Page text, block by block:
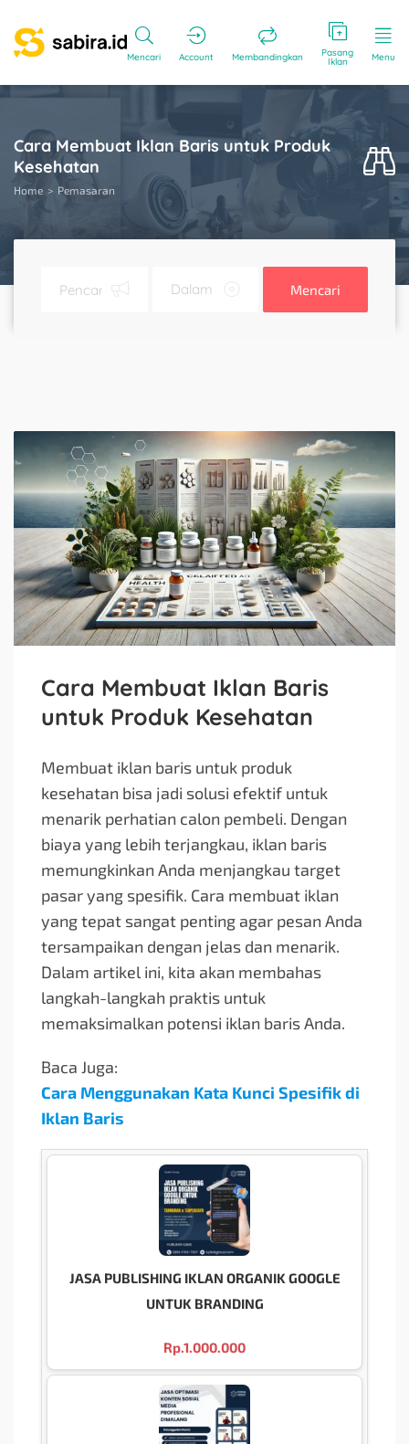
Mencari Account Membandingkan Pasang
Iklan Menu
Cara Membuat Iklan Baris untuk Produk
Kesehatan
Home Pemasaran
Mencari
Cara Membuat Iklan Baris
untuk Produk Kesehatan
Membuat iklan baris untuk produk
kesehatan bisa jadi solusi efektif untuk
menarik perhatian calon pembeli. Dengan
biaya yang lebih terjangkau, iklan baris
memungkinkan Anda menjangkau target
pasar yang spesifik. Cara membuat iklan
yang tepat sangat penting agar pesan Anda
tersampaikan dengan jelas dan menarik.
Dalam artikel ini, kita akan membahas
langkah-langkah praktis untuk
memaksimalkan potensi iklan baris Anda.
Baca Juga:
Cara Menggunakan Kata Kunci Spesifik di
Iklan Baris
JASA PUBLISHING IKLAN ORGANIK GOOGLE
UNTUK BRANDING
Rp.1.000.000